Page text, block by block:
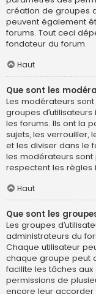
création de groupes
peuvent également
forums. Tout ceci
fondateur du forum.
Haut
Que sont les
Les modérateurs
groupes
les forums. Ils ont la
sujets, les verrouiller,
et les diviser dans le
les modérateurs sont
respectent les règles
Haut
Que sont les
Les groupes
administrateurs du
Chaque utilisateur
chaque groupe peut
facilite les tâches
permissions de
encore leur accorder